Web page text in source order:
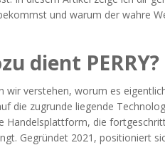
und warum der wahre
dient PERRY?
verstehen, worum es
die zugrunde liegende
Handelsplattform, die
. Gegründet 2021, positioniert